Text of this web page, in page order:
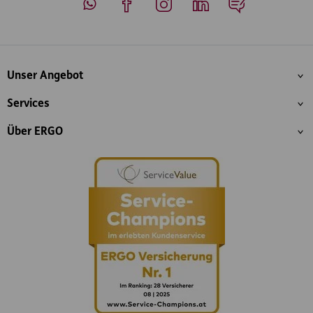
Inhaltsübersicht
Unser Angebot
Services
Über ERGO